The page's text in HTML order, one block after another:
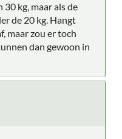
kg, maar als de
de 20 kg. Hangt
maar zou er toch
dan gewoon in